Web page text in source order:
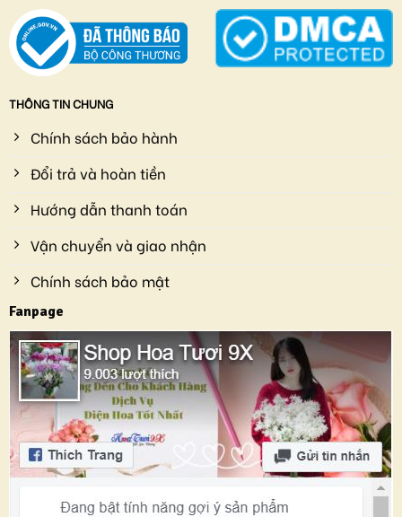
THÔNG TIN CHUNG
Chính sách bảo hành
Đổi trả và hoàn tiền
Hướng dẫn thanh toán
Vận chuyển và giao nhận
Chính sách bảo mật
Fanpage